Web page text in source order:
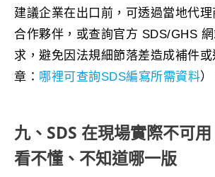
建議企業在出口前，可透過當地代理
合作夥伴，或查詢官方 SDS/GHS
求，避免因法規細節落差造成補件
章： 哪裡可查詢SDS編寫所需資料）
九、SDS 在現場實際不可用
看不懂、不知道哪一版